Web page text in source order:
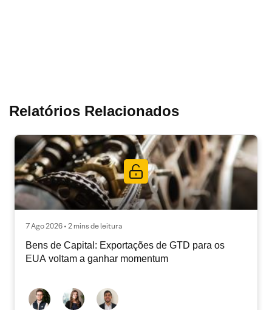
Relatórios Relacionados
7 Ago 2026 • 2 mins de leitura
Bens de Capital: Exportações de GTD para os
EUA voltam a ganhar momentum